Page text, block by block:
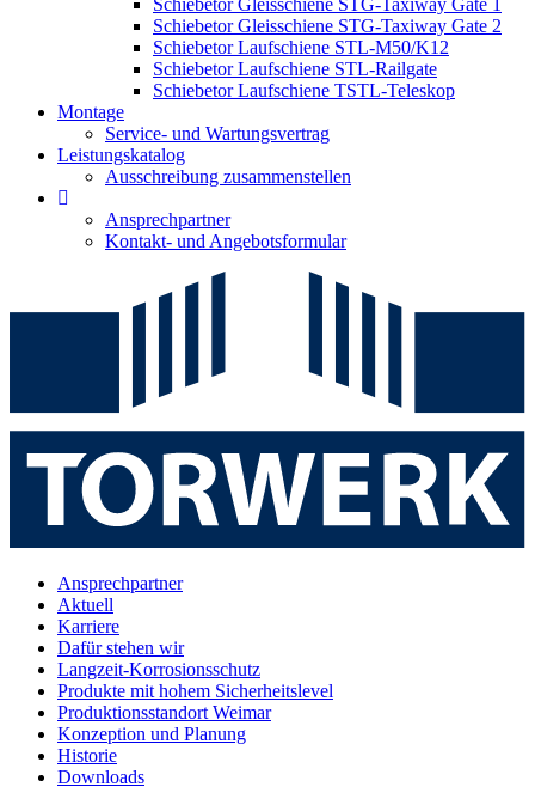
Schiebetor Gleisschiene STG-Taxiway Gate 1
Schiebetor Gleisschiene STG-Taxiway Gate 2
Schiebetor Laufschiene STL-M50/K12
Schiebetor Laufschiene STL-Railgate
Schiebetor Laufschiene TSTL-Teleskop
Montage
Service- und Wartungsvertrag
Leistungskatalog
Ausschreibung zusammenstellen
Ansprechpartner
Kontakt- und Angebotsformular
Ansprechpartner
Aktuell
Karriere
Dafür stehen wir
Langzeit-Korrosionsschutz
Produkte mit hohem Sicherheitslevel
Produktionsstandort Weimar
Konzeption und Planung
Historie
Downloads